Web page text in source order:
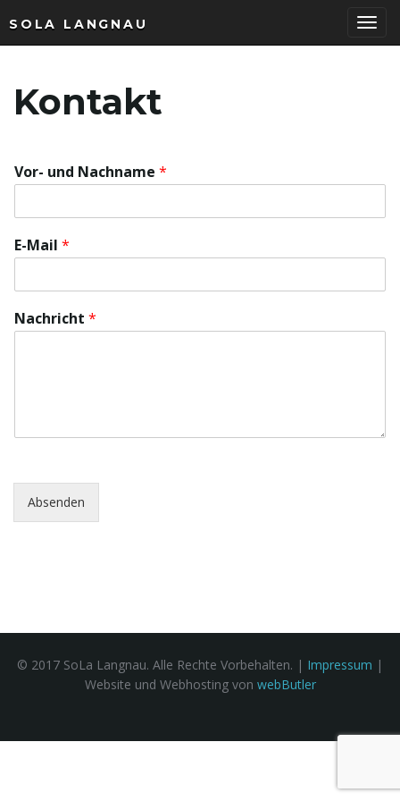
e
v
i
SOLA LANGNAU
Kontakt
Vor- und Nachname *
E-Mail *
Nachricht *
Absenden
© 2017 SoLa Langnau. Alle Rechte Vorbehalten. | Impressum |
Website und Webhosting von webButler